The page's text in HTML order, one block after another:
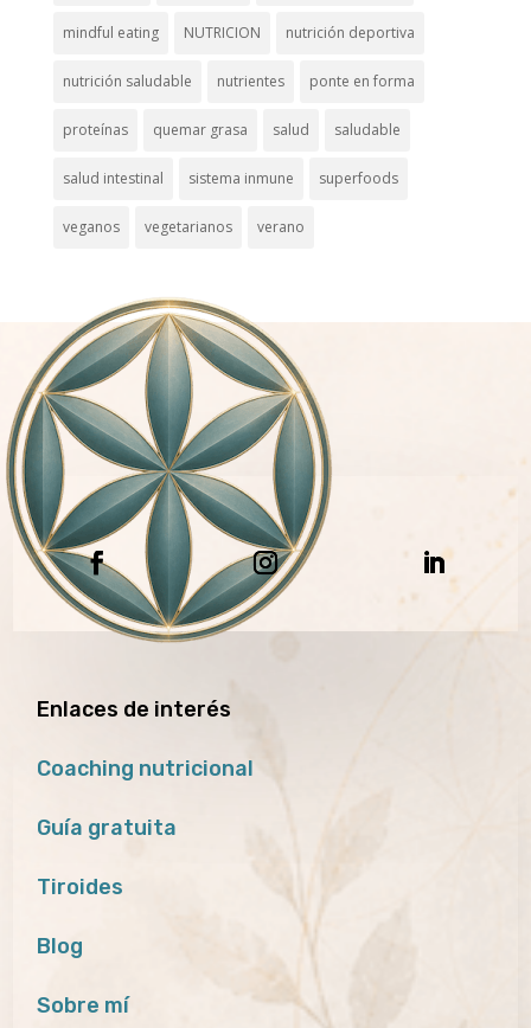
mindful eating NUTRICION nutrición deportiva
nutrición saludable nutrientes ponte en forma
proteínas quemar grasa salud saludable
salud intestinal sistema inmune superfoods
veganos vegetarianos verano
Enlaces de interés
Coaching nutricional
Guía gratuita
Tiroides
Blog
Sobre mí